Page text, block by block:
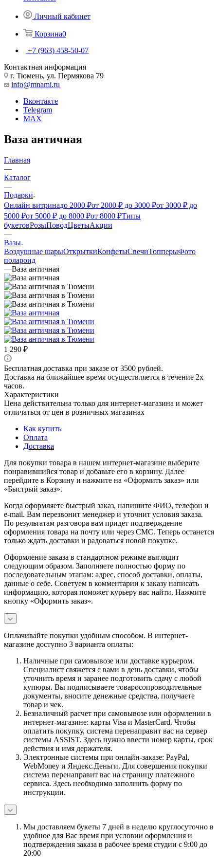
Личный кабинет
Корзина0
+7 (963) 458-50-07
Контактная информация
г. Тюмень, ул. Пермякова 79
info@mnami.ru
Вконтакте
Telegram
MAX
Ваза античная
Главная
—
Каталог
—
Подарки
Онлайн витринадо 2000 ₽от 2000 ₽ до 3000 ₽от 3000 ₽ до
5000 ₽от 5000 ₽ до 8000 ₽от 8000 ₽Типы
букетовРозыПоводЦветыАкции
—
Вазы
Воздушные шарыОткрыткиКонфетыСвечиТопперыФото
полароид
—Ваза античная
1 290 ₽
Бесплатная доставка при заказе от 3500 рублей.
Доставка на ближайшее время осуществляется в течение 2х
часов.
Характеристики
Цена действительна только для интернет-магазина и может
отличаться от цен в розничных магазинах
Как купить
Оплата
Доставка
Для покупки товара в нашем интернет-магазине выберите
понравившийся товар и добавьте его в корзину. Далее
перейдите в Корзину и нажмите на «Оформить заказ» или
«Быстрый заказ».
Когда оформляете быстрый заказ, напишите ФИО, телефон и
e-mail. Вам перезвонит менеджер и уточнит условия заказа.
По результатам разговора вам придет подтверждение
оформления товара на почту или через СМС. Теперь останется
только ждать доставки и радоваться новой покупке.
Оформление заказа в стандартном режиме выглядит
следующим образом. Заполняете полностью форму по
последовательным этапам: адрес, способ доставки, оплаты,
данные о себе. Советуем в комментарии к заказу написать
информацию, которая поможет курьеру вас найти. Нажмите
кнопку «Оформить заказ».
Оплачивайте покупки удобным способом. В интернет-
магазине доступно 3 варианта оплаты:
Наличные при самовывозе или доставке курьером.
Специалист свяжется с вами в день доставки, чтобы
уточнить время и заранее подготовить сдачу с любой
купюры. Вы подписываете товаросопроводительные
документы, вносите денежные средства, получаете
товар и чек.
Безналичный расчет при самовывозе или оформлении в
интернет-магазине: карты Visa и MasterCard. Чтобы
оплатить покупку, система перенаправит вас на сервер
системы ASSIST. Здесь нужно ввести номер карты, срок
действия и имя держателя.
Электронные системы при онлайн-заказе: PayPal,
WebMoney и Яндекс.Деньги. Для совершения покупки
система перенаправит вас на страницу платежного
сервиса. Здесь необходимо заполнить форму по
инструкции.
Мы доставляем букеты 7 дней в неделю круглосуточно в
удобное для Вас время при условии оформления и
подтверждения заказа в рабочее время студии с 9:00 до
20:00